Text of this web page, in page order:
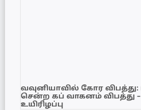
வவுனியாவில் கோர விபத்து:
சென்ற கப் வாகனம் விபத்து
உயிரிழப்பு